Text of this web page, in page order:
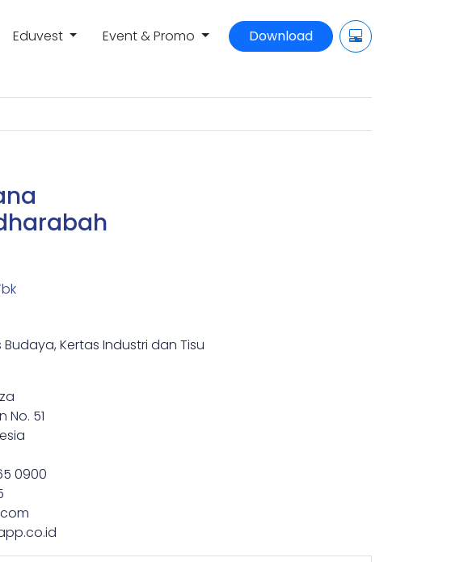
Eduvest Event & Promo Download
Kertas Industri dan Tisu
No. 51
0900